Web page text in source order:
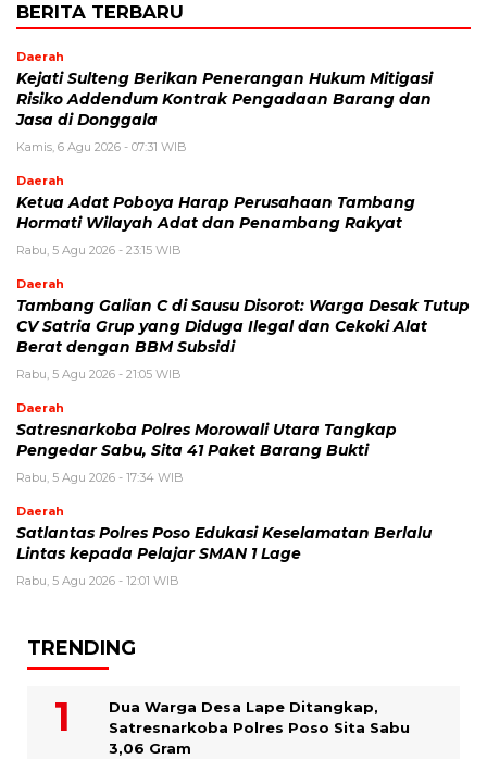
BERITA TERBARU
Daerah
Kejati Sulteng Berikan Penerangan Hukum Mitigasi
Risiko Addendum Kontrak Pengadaan Barang dan
Jasa di Donggala
Kamis, 6 Agu 2026 - 07:31 WIB
Daerah
Ketua Adat Poboya Harap Perusahaan Tambang
Hormati Wilayah Adat dan Penambang Rakyat
Rabu, 5 Agu 2026 - 23:15 WIB
Daerah
Tambang Galian C di Sausu Disorot: Warga Desak Tutup
CV Satria Grup yang Diduga Ilegal dan Cekoki Alat
Berat dengan BBM Subsidi
Rabu, 5 Agu 2026 - 21:05 WIB
Daerah
Satresnarkoba Polres Morowali Utara Tangkap
Pengedar Sabu, Sita 41 Paket Barang Bukti
Rabu, 5 Agu 2026 - 17:34 WIB
Daerah
Satlantas Polres Poso Edukasi Keselamatan Berlalu
Lintas kepada Pelajar SMAN 1 Lage
Rabu, 5 Agu 2026 - 12:01 WIB
TRENDING
Dua Warga Desa Lape Ditangkap,
Satresnarkoba Polres Poso Sita Sabu
3,06 Gram